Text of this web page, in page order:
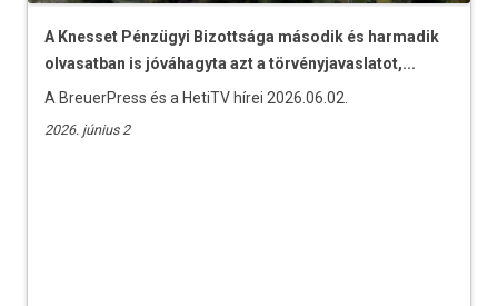
A Knesset Pénzügyi Bizottsága második és harmadik
olvasatban is jóváhagyta azt a törvényjavaslatot,...
A BreuerPress és a HetiTV hírei 2026.06.02.
2026. június 2